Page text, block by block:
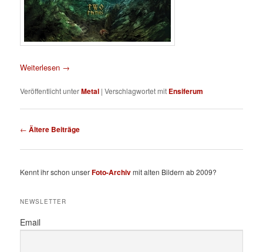
Weiterlesen →
Veröffentlicht unterMetal |Verschlagwortet mit Ensiferum
Beitragsnavigation
← Ältere Beiträge
Kennt ihr schon unserFoto-Archivmit alten Bildern ab 2009?
NEWSLETTER
Email